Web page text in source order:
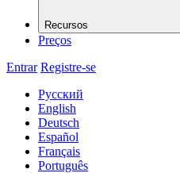
Recursos
Preços
Entrar Registre-se
Русский
English
Deutsch
Español
Français
Português